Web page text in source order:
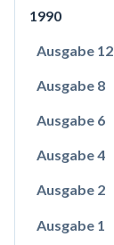
1990
Ausgabe 12
Ausgabe 8
Ausgabe 6
Ausgabe 4
Ausgabe 2
Ausgabe 1